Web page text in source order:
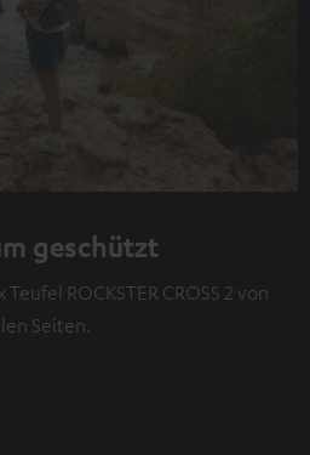
geschützt
ROCKSTER CROSS 2 von
Seiten.